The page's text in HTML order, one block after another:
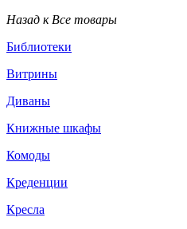
Назад к Все товары
Библиотеки
Витрины
Диваны
Книжные шкафы
Комоды
Креденции
Кресла